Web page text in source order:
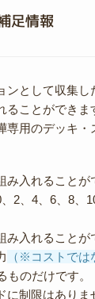
足情報
ンとして収集
ることができま
専用のデッキ・
み入れることが
2、4、6、8、
み入れることが
（※コストでは
ものだけです。
に制限はありま